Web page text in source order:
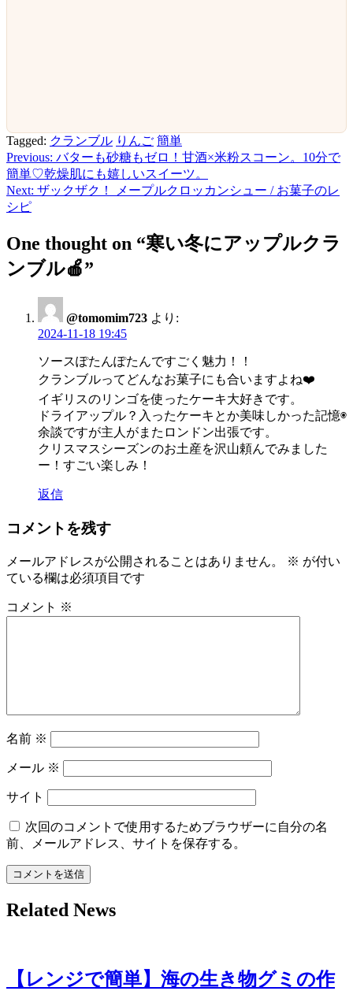
Tagged: クランブル りんご 簡単
投
稿
ナ
ビ
ゲ
Previous: バターも砂糖もゼロ！甘酒×米粉スコーン。10分で
簡単♡乾燥肌にも嬉しいスイーツ。
Next: ザックザク！ メープルクロッカンシュー / お菓子のレ
シピ
One thought on “寒い冬にアップルクラ
ンブル🍎”
@tomomim723 より:
2024-11-18 19:45
ソースぽたんぽたんですごく魅力！！
クランブルってどんなお菓子にも合いますよね❤️
イギリスのリンゴを使ったケーキ大好きです。
ドライアップル？入ったケーキとか美味しかった記憶◉
余談ですが主人がまたロンドン出張です。
クリスマスシーズンのお土産を沢山頼んでみました
ー！すごい楽しみ！
返信
コメントを残す
メールアドレスが公開されることはありません。 ※ が付い
ている欄は必須項目です
コメント ※
名前 ※
メール ※
サイト
次回のコメントで使用するためブラウザーに自分の名
前、メールアドレス、サイトを保存する。
Related News
【レンジで簡単】海の生き物グミの作